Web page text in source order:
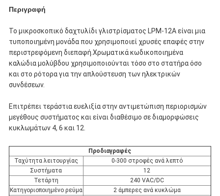
Περιγραφή
Το μικροσκοπικό δαχτυλίδι γλιστρίσματος LPM-12A είναι μια
τυποποιημένη μονάδα που χρησιμοποιεί χρυσές επαφές στην
περιστρεφόμενη διεπαφή.Χρωματικά κωδικοποιημένα
καλώδια μολύβδου χρησιμοποιούνται τόσο στο στατήρα όσο
και στο ρότορα για την απλούστευση των ηλεκτρικών
συνδέσεων.
Επιτρέπει τεράστια ευελιξία στην αντιμετώπιση περιορισμών
μεγέθους συστήματος και είναι διαθέσιμο σε διαμορφώσεις
κυκλωμάτων 4, 6 και 12.
Προδιαγραφές
Ταχύτητα λειτουργίας
0-300 στροφές ανά λεπτό
Συστήματα
12
Τετάρτη
240 VAC/DC
Κατηγοριοποιημένο ρεύμα
2 άμπερες ανά κυκλώμα